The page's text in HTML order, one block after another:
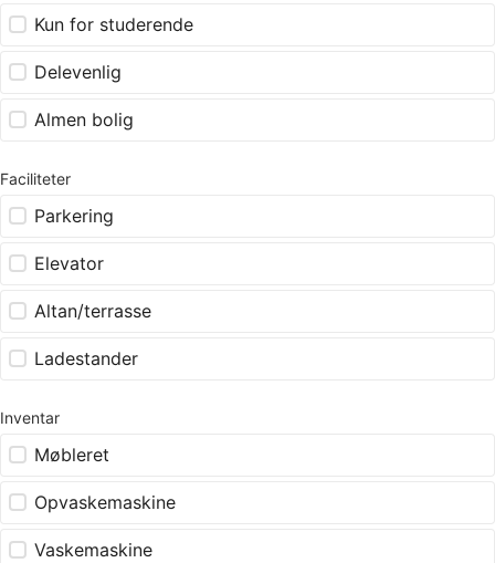
Kun for studerende
Delevenlig
Almen bolig
Faciliteter
Parkering
Elevator
Altan/terrasse
Ladestander
Inventar
Møbleret
Opvaskemaskine
Vaskemaskine